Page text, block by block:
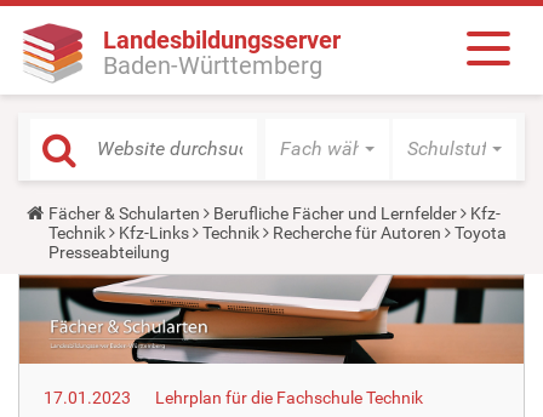
Landesbildungsserver
Baden-Württemberg
Fach wählen Schulstufe
Y
o
u
a
r
h
e
r
:
Fächer & Schularten Berufliche Fächer und Lernfelder
Kfz-
Technik
Kfz-Links Technik Recherche für Autoren
Toyota
Presseabteilung
17.01.2023
Lehrplan für die Fachschule Technik